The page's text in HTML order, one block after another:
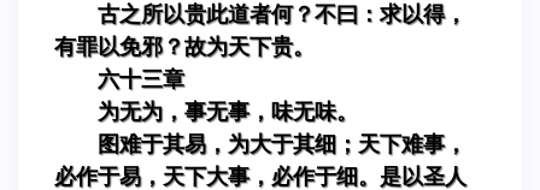
古之所以贵此道者何？不曰：求以得，
有罪以免邪？故为天下贵。
六十三章
为无为，事无事，味无味。
图难于其易，为大于其细；天下难事，
必作于易，天下大事，必作于细。是以圣人